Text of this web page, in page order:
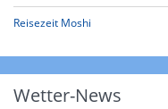
Reisezeit Moshi
Wetter-News